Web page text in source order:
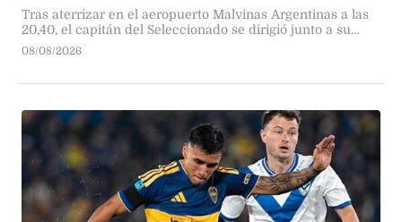
Tras aterrizar en el aeropuerto Malvinas Argentinas a las
20,40, el capitán del Seleccionado se dirigió junto a su
familia hasta el lugar donde están los restos de su padre.
08/08/2026